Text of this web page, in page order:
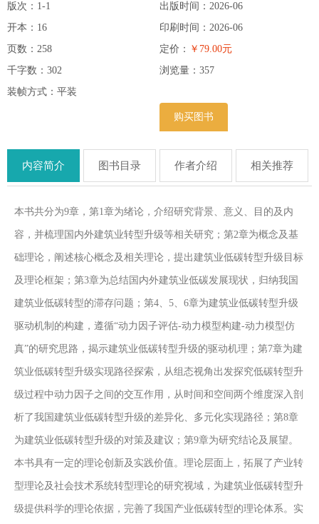
版次：1-1
开本：16
页数：258
千字数：302
装帧方式：平装
出版时间：2026-06
印刷时间：2026-06
定价： ￥79.00元
浏览量： 357
购买图书
内容简介 图书目录 作者介绍 相关推荐
本书共分为9章，第1章为绪论，介绍研究背景、意义、目的及内
容，并梳理国内外建筑业转型升级等相关研究；第2章为概念及基
础理论，阐述核心概念及相关理论，提出建筑业低碳转型升级目标
及理论框架；第3章为总结国内外建筑业低碳发展现状，归纳我国
建筑业低碳转型的滞存问题；第4、5、6章为建筑业低碳转型升级
驱动机制的构建，遵循“动力因子评估-动力模型构建-动力模型仿
真”的研究思路，揭示建筑业低碳转型升级的驱动机理；第7章为建
筑业低碳转型升级实现路径探索，从组态视角出发探究低碳转型升
级过程中动力因子之间的交互作用，从时间和空间两个维度深入剖
析了我国建筑业低碳转型升级的差异化、多元化实现路径；第8章
为建筑业低碳转型升级的对策及建议；第9章为研究结论及展望。
本书具有一定的理论创新及实践价值。理论层面上，拓展了产业转
型理论及社会技术系统转型理论的研究视域，为建筑业低碳转型升
级提供科学的理论依据，完善了我国产业低碳转型的理论体系。实